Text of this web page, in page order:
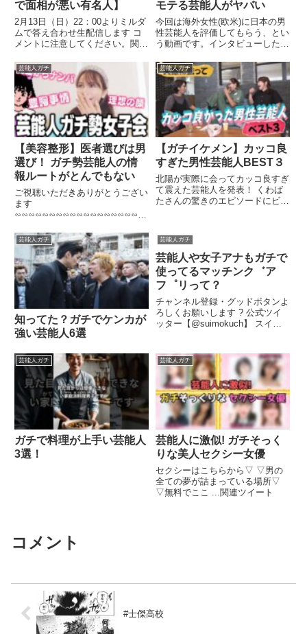
で面相が悪い有名人】
2月13日（日）22：00よりミルダ
ムで答え合わせ生配信します コ
メントに注意してください。関連
モテる芸能人がヤバい
今回は海外女性(欧米)に日本の男
性芸能人を評価してもらう、とい
う動画です。インタビューしたの
連ツイート
芸能人ガチ
【美容整形】医者選びは男
選び！ ガチ勢芸能人の情
報ルートがとんでもない
ご視聴いただきありがとうござい
ます
∽∽∽∽∽∽∽∽∽∽∽∽∽∽∽∽∽∽∽
...関連ツイート
芸能人ガチ
【ガチイケメン】カッコ良
すぎた男性芸能人BEST３
北陽が実際に会ってカッコ良すぎ
て震えた芸能人を発表！ くわば
たさんの驚きのエピソードにビッ
芸能人ガチ
知ってた？ガチでケンカが
強い芸能人6選
芸能人ガチ
芸能人や女子アナもガチで
使ってるマッチンク゛ア
フ゜リって？
チャンネル登録・グッドボタンよ
ろしくお願いします ? 公式ツイ
ッター【@suimokuch】 スイモ
芸能人ガチ
ガチで料理が上手い芸能人
3選！
芸能人ガチ
芸能人に激似! ガチそっく
りな美人セクシー女優
セクシーはこちらから▽ ▽男の
全ての夢が詰まっている場所▽
▽無料でここ ...関連ツイート
コメント
#士傑高校